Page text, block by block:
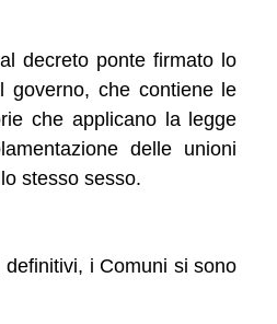
decreto ponte firmato lo
governo, che contiene le
che applicano la legge
delle unioni
stesso sesso.
i Comuni si sono